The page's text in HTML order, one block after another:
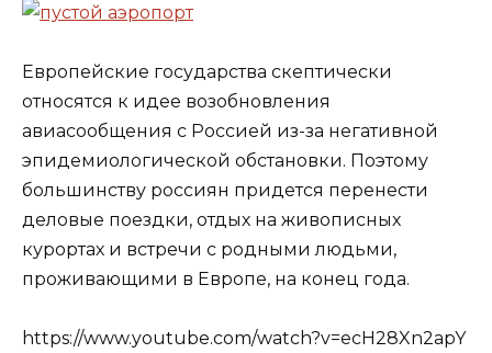
Европейские государства скептически
относятся к идее возобновления
авиасообщения с Россией из-за негативной
эпидемиологической обстановки. Поэтому
большинству россиян придется перенести
деловые поездки, отдых на живописных
курортах и встречи с родными людьми,
проживающими в Европе, на конец года.
https://www.youtube.com/watch?v=ecH28Xn2apY